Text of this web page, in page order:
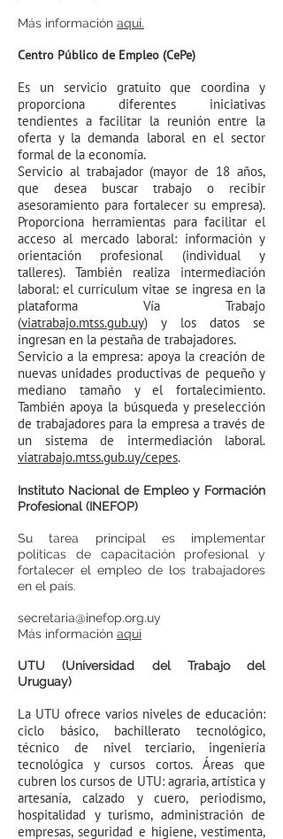
Más información aquí.
Centro Público de Empleo (CePe)
Es un servicio gratuito que coordina y
proporciona diferentes iniciativas
tendientes a facilitar la reunión entre la
oferta y la demanda laboral en el sector
formal de la economía.
Servicio al trabajador (mayor de 18 años,
que desea buscar trabajo o recibir
asesoramiento para fortalecer su empresa).
Proporciona herramientas para facilitar el
acceso al mercado laboral: información y
orientación profesional (individual y
talleres). También realiza intermediación
laboral: el currículum vitae se ingresa en la
plataforma Vía Trabajo
(viatrabajo.mtss.gub.uy) y los datos se
ingresan en la pestaña de trabajadores.
Servicio a la empresa: apoya la creación de
nuevas unidades productivas de pequeño y
mediano tamaño y el fortalecimiento.
También apoya la búsqueda y preselección
de trabajadores para la empresa a través de
un sistema de intermediación laboral.
viatrabajo.mtss.gub.uy/cepes.
Instituto Nacional de Empleo y Formación
Profesional (INEFOP)
Su tarea principal es implementar
políticas de capacitación profesional y
fortalecer el empleo de los trabajadores
en el país.
secretaria@inefop.org.uy
Más información aquí
UTU (Universidad del Trabajo del
Uruguay)
La UTU ofrece varios niveles de educación:
ciclo básico, bachillerato tecnológico,
técnico de nivel terciario, ingeniería
tecnológica y cursos cortos. Áreas que
cubren los cursos de UTU: agraria, artística y
artesanía, calzado y cuero, periodismo,
hospitalidad y turismo, administración de
empresas, seguridad e higiene, vestimenta,